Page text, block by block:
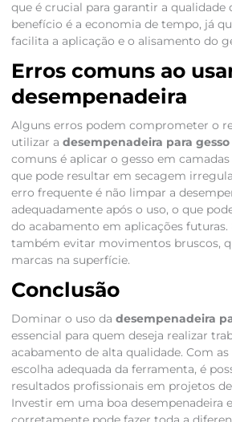
que é crucial para garantir a qualidade
benefício é a economia de tempo, já
facilita a aplicação e o alisamento do
Erros comuns ao
desempenadeira
Alguns erros podem comprometer o
utilizar a desempenadeira para gesso
comuns é aplicar o gesso em
que pode resultar em secagem
erro frequente é não limpar a
adequadamente após o uso, o que
do acabamento em aplicações
também evitar movimentos bruscos,
marcas na superfície.
Conclusão
Dominar o uso da desempenadeira
essencial para quem deseja realizar
acabamento de alta qualidade. Com
escolha adequada da ferramenta, é
resultados profissionais em projetos
Investir em uma boa desempenadeira